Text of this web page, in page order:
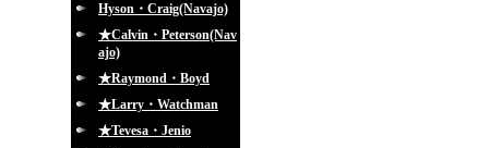
Hyson・Craig(Navajo)
★Calvin・Peterson(Nav
ajo)
★Raymond・Boyd
★Larry・Watchman
★Tevesa・Jenio